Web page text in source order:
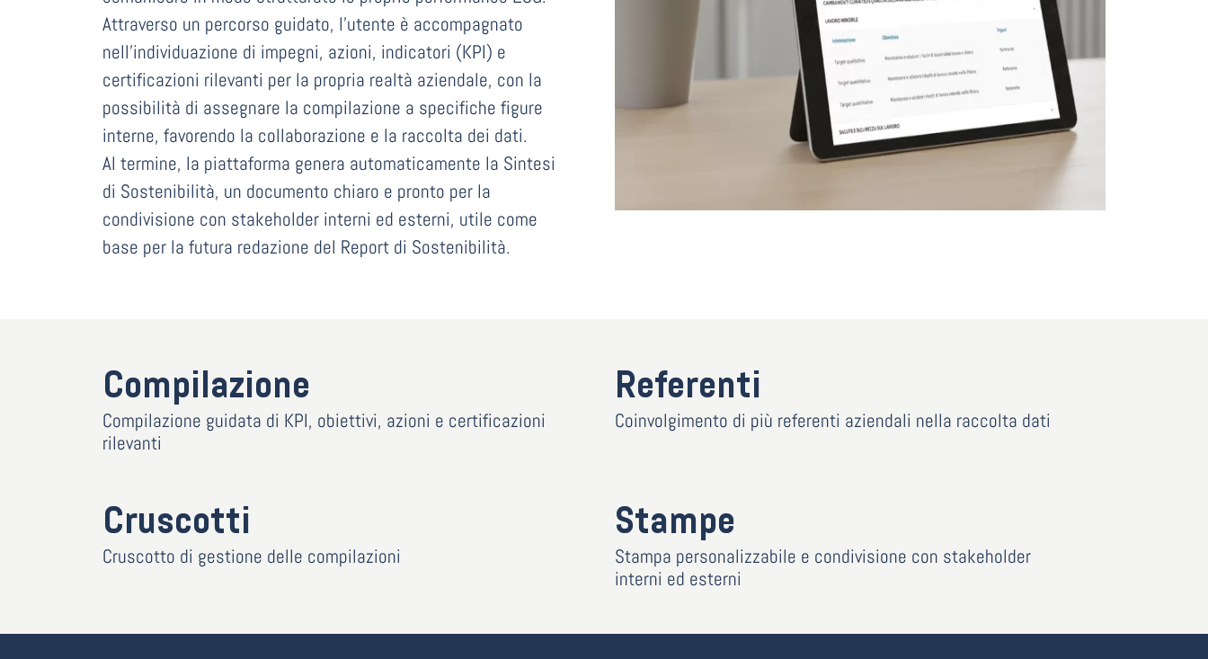
Attraverso un percorso guidato, l’utente è accompagnato
nell’individuazione di impegni, azioni, indicatori (KPI) e
certificazioni rilevanti per la propria realtà aziendale, con la
possibilità di assegnare la compilazione a specifiche figure
interne, favorendo la collaborazione e la raccolta dei dati.
Al termine, la piattaforma genera automaticamente la Sintesi
di Sostenibilità, un documento chiaro e pronto per la
condivisione con stakeholder interni ed esterni, utile come
base per la futura redazione del Report di Sostenibilità.
Compilazione
Compilazione guidata di KPI, obiettivi, azioni e certificazioni
rilevanti
Referenti
Coinvolgimento di più referenti aziendali nella raccolta dati
Cruscotti
Cruscotto di gestione delle compilazioni
Stampe
Stampa personalizzabile e condivisione con stakeholder
interni ed esterni